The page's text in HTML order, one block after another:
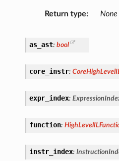
Return type None
as_ast: bool
core_instr:
expr_index:
function:
instr_index: